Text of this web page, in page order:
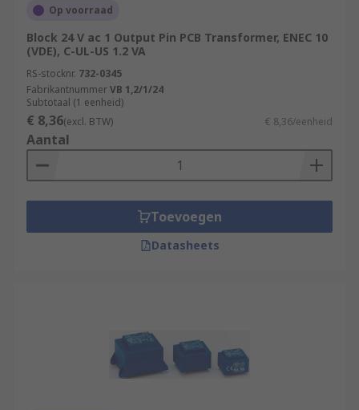
devices to protect them from power surges.
Types of PCB transformers
PCB transformers can be recognised by their
mounting capabilities. They are surface mounted
or through-hole mounted.
Through-hole mounted transformers have
connectors or pins that can pierce through the
board. They are generally used in multilayered
printed circuit boards. Surface mounted
transformers do not penetrate into the board
Op voorraad
Block 24 V ac 1 Output Pin PCB Transformer, ENEC 10
(VDE), C-UL-US 1.2 VA
RS-stocknr. 732-0345
FabrikantnummerVB 1,2/1/24
Subtotaal (1 eenheid)
€ 8,36(excl. BTW) € 8,36/eenheid
Aantal
Toevoegen
Datasheets